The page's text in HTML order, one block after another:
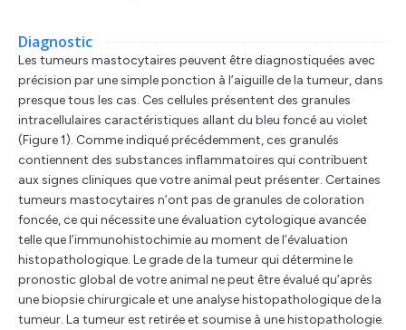
Diagnostic
Les tumeurs mastocytaires peuvent être diagnostiquées avec
précision par une simple ponction à l’aiguille de la tumeur, dans
presque tous les cas. Ces cellules présentent des granules
intracellulaires caractéristiques allant du bleu foncé au violet
(Figure 1). Comme indiqué précédemment, ces granulés
contiennent des substances inflammatoires qui contribuent
aux signes cliniques que votre animal peut présenter. Certaines
tumeurs mastocytaires n’ont pas de granules de coloration
foncée, ce qui nécessite une évaluation cytologique avancée
telle que l’immunohistochimie au moment de l’évaluation
histopathologique. Le grade de la tumeur qui détermine le
pronostic global de votre animal ne peut être évalué qu’après
une biopsie chirurgicale et une analyse histopathologique de la
tumeur. La tumeur est retirée et soumise à une histopathologie.